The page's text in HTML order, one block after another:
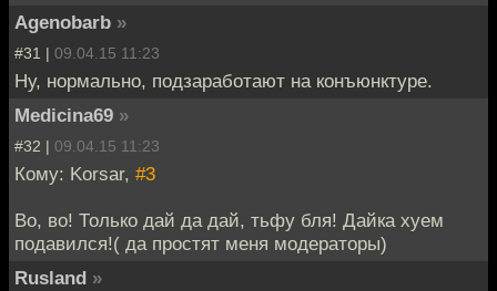
Agenobarb »
#31 | 09.04.15 11:23
Ну, нормально, подзаработают на конъюнктуре.
Medicina69 »
#32 | 09.04.15 11:23
Кому: Korsar, #3
Во, во! Только дай да дай, тьфу бля! Дайка хуем
подавился!( да простят меня модераторы)
Rusland »